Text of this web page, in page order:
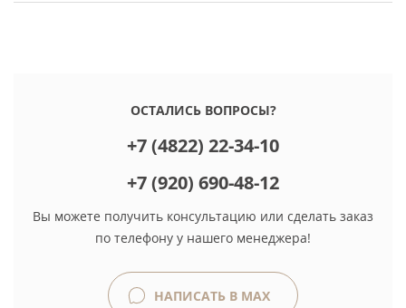
ОСТАЛИСЬ ВОПРОСЫ?
+7 (4822) 22-34-10
+7 (920) 690-48-12
Вы можете получить консультацию или сделать заказ
по телефону у нашего менеджера!
НАПИСАТЬ В MAX